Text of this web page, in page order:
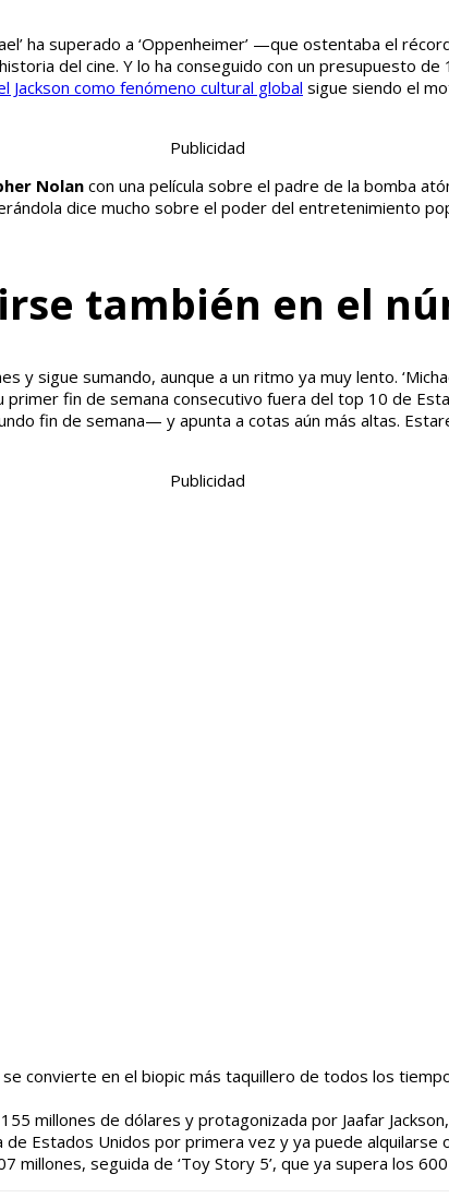
ha superado a ‘Oppenheimer’ —que ostentaba el
del cine. Y lo ha conseguido con un presupuesto
Jackson como fenómeno cultural global sigue siendo el
Publicidad
Nolan con una película sobre el padre de la bomba
dice mucho sobre el poder del entretenimiento
también en el
y sigue sumando, aunque a un ritmo ya muy lento.
fin de semana consecutivo fuera del top 10 de
fin de semana— y apunta a cotas aún más altas.
Publicidad
se convierte en el biopic más taquillero de todos los
millones de dólares y protagonizada por Jaafar
de Estados Unidos por primera vez y ya puede
millones, seguida de ‘Toy Story 5’, que ya supera los